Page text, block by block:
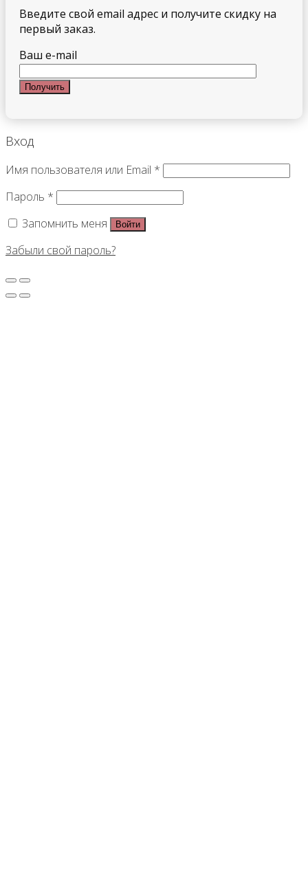
Введите свой email адрес и получите скидку на
первый заказ.
Ваш e-mail
Вход
Имя пользователя или Email *
Пароль *
Запомнить меня
Войти
Забыли свой пароль?